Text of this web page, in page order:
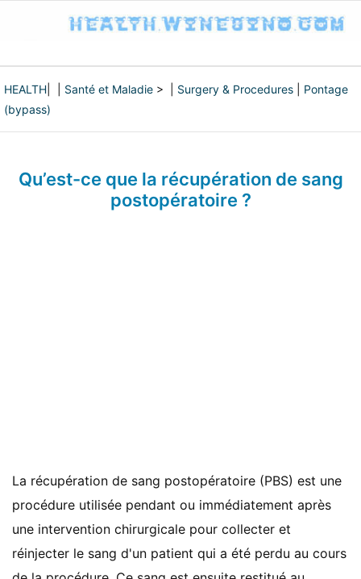
HEALTH Santé et Maladie > | Surgery & Procedures
Pontage
(bypass)
Qu’est-ce que la récupération de sang
postopératoire ?
La récupération de sang postopératoire (PBS) est une
procédure utilisée pendant ou immédiatement après
une intervention chirurgicale pour collecter et
réinjecter le sang d'un patient qui a été perdu au cours